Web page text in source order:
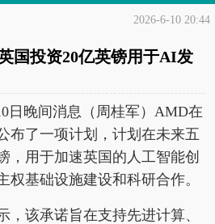
2026-6-10 20:44
国投资20亿英镑用于AI发
日晚间消息（周桂军）AMD在
布了一项计划，计划在未来五
，用于加速英国的人工智能创
权基础设施建设和科研合作。
，该承诺旨在支持先进计算、